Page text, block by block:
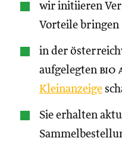
wir initiieren
Vorteile bringen
in der
aufgelegten bio
Kleinanzeige
Sie erhalten